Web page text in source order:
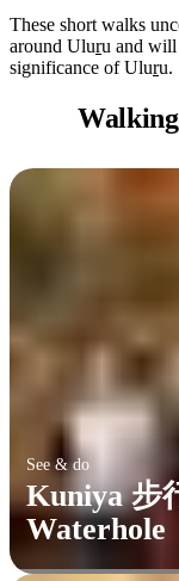
Sign
These short walks
around Uluru and will
significance of Uluru.
See & do
Kuniya 步
Waterhole